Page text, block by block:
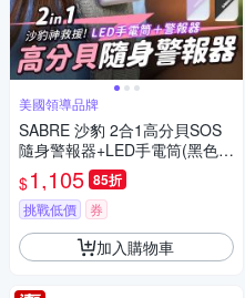
美國領導品牌
SABRE 沙豹 2合1高分貝SOS
隨身警報器+LED手電筒(黑色/
紫色)-快
$1,105 85折
挑戰低價 券
加入購物車